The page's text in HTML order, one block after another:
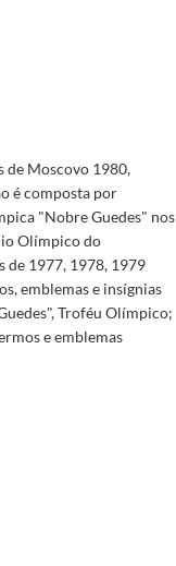
de Moscovo 1980,
é composta por
"Nobre Guedes" nos
Olímpico do
de 1977, 1978, 1979
emblemas e insígnias
Troféu Olímpico;
e emblemas